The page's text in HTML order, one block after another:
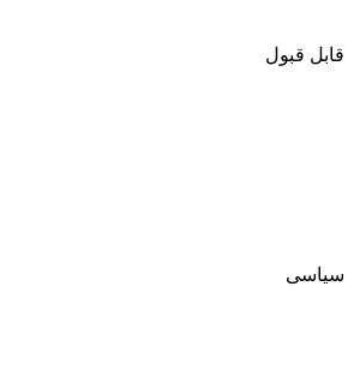
قابل قبول
سیاسی